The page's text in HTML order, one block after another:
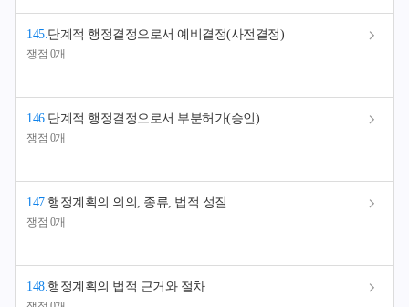
145.단계적 행정결정으로서 예비결정(사전결정)
쟁점 0개
146.단계적 행정결정으로서 부분허가(승인)
쟁점 0개
147.행정계획의 의의, 종류, 법적 성질
쟁점 0개
148.행정계획의 법적 근거와 절차